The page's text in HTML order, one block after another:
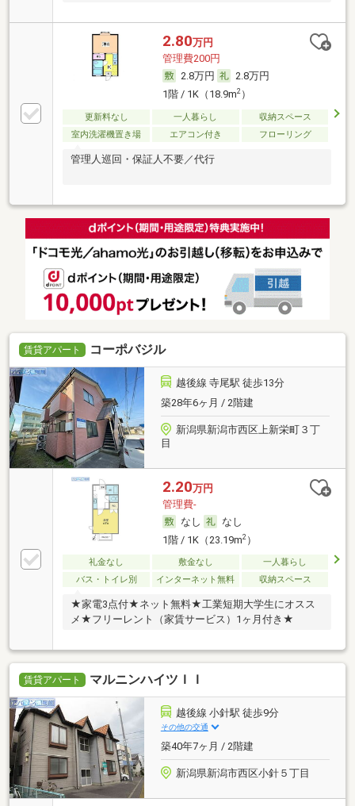
2.80万円
管理費200円
2.8万円
2.8万円
1階 / 1K（18.9m2）
更新料なし 一人暮らし
収納スペース
室内洗濯機置き場
エアコン付き フローリング
管理人巡回・保証人不要／代行
賃貸アパート コーポバジル
越後線 寺尾駅 徒歩13分
築28年6ヶ月 / 2階建
新潟県新潟市西区上新栄町３丁
目
2.20万円
管理費-
なし
なし
1階 / 1K（23.19m2）
礼金なし 敷金なし
一人暮らし
バス・トイレ別
インターネット無料 収納スペース
★家電3点付★ネット無料★工業短期大学生にオスス
メ★フリーレント（家賃サービス）1ヶ月付き★
賃貸アパート マルニンハイツＩＩ
越後線 小針駅 徒歩9分
その他の交通
築40年7ヶ月 / 2階建
新潟県新潟市西区小針５丁目